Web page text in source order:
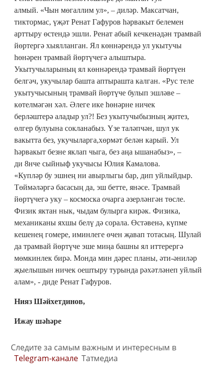
алмый. «Чын мөгаллим ул», – диләр. Максатчан,
тиктормас, үҗәт Ренат Гафуров һәрвакыт белемен
арттыру өстендә эшли. Ренат абый кечкенәдән трамвай
йөртергә хыялланган. Ял көннәрендә ул укытучы
һөнәрен трамвай йөртүчегә алыштыра.
Укытучыларының ял көннәрендә трамвай йөртүен
белгәч, укучылар башта аптырашта калган. «Рус теле
укытучысының трамвай йөртүче булып эшләве –
көтелмәгән хәл. Әлеге ике һөнәрне ничек
берләштерә аладыр ул?! Без укытучыбызның җитез,
өлгер булуына сокланабыз. Үзе таләпчән, шул ук
вакытта без, укучыларга,хөрмәт белән карый. Ул
һәрвакыт безне яклап чыга, без аңа ышанабыз», –
ди 8нче сыйныф укучысы Юлия Камалова.
«Купләр бу эшнең ни авырлыгы бар, дип уйлыйдыр.
Төймәләргә басасың да, эш бетте, янәсе. Трамвай
йөртүчегә уку – космоска очарга әзерләнгән төсле.
Физик яктан нык, чыдам булырга кирәк. Физика,
механиканы яхшы белү дә сорала. Өстәвенә, күпме
кешенең гомере, иминлеге өчен җавап тотасың. Шулай
да трамвай йөртүче эше миңа башны ял иттерергә
мөмкинлек бирә. Монда мин дәрес планы, әти-әниләр
җыелышын ничек оештыру турында рәхәтләнеп уйлый
алам», - диде Ренат Гафуров.
Нияз Шәйхетдинов,
Ижау шәһәре
Следите за самым важным и интересным в
Telegram-канале Татмедиа